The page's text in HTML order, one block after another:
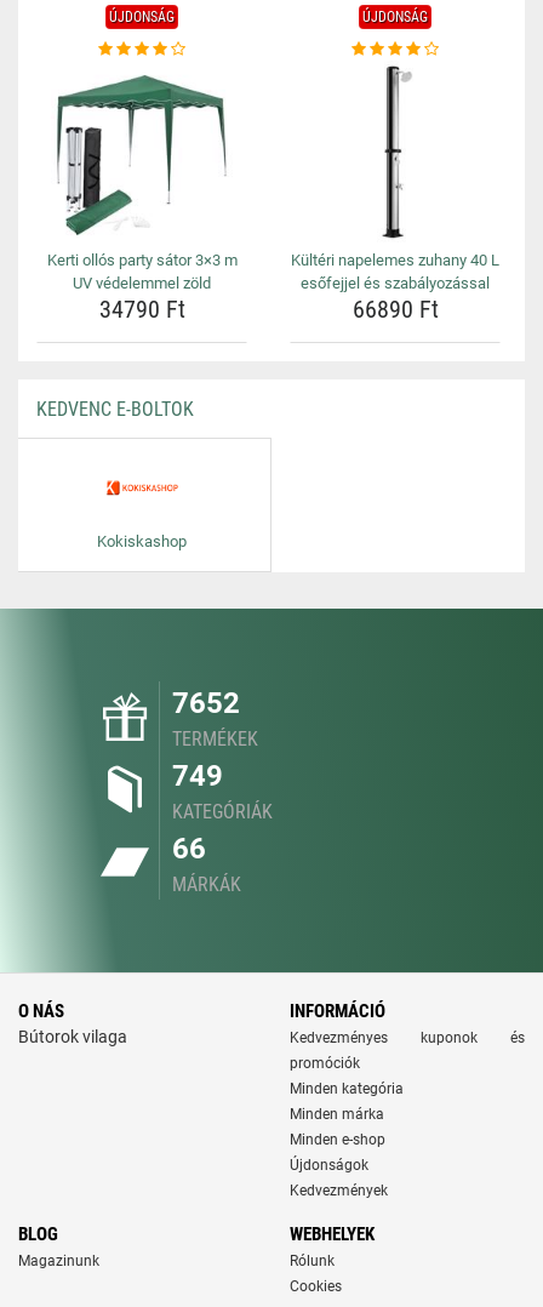
ÚJDONSÁG
Kerti ollós party sátor 3×3 m
UV védelemmel zöld
34790 Ft
ÚJDONSÁG
Kültéri napelemes zuhany 40 L
esőfejjel és szabályozással
66890 Ft
KEDVENC E-BOLTOK
Kokiskashop
7652
TERMÉKEK
749
KATEGÓRIÁK
66
MÁRKÁK
O NÁS
Bútorok vilaga
INFORMÁCIÓ
Kedvezményes kuponok és
promóciók
Minden kategória
Minden márka
Minden e-shop
Újdonságok
Kedvezmények
BLOG
Magazinunk
WEBHELYEK
Rólunk
Cookies